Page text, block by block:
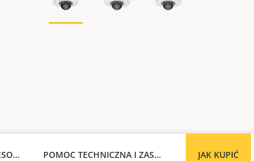
AKCESORIA JAK KUPIĆ
POMOC TECHNICZNA I ZASOBY